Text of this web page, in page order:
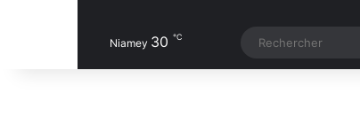
Niamey 30 ℃ Article Aléatoire
Switch skin